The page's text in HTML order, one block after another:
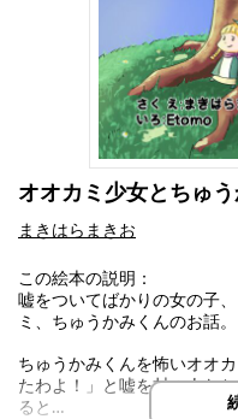
オオカミ少女とちゅ
まきはらまきお
この絵本の説明：
嘘をついてばかりの女の子
ミ、ちゅうかみくんのお話。
ちゅうかみくんを怖いオオ
たわよ！」と嘘を村の人た
ると…